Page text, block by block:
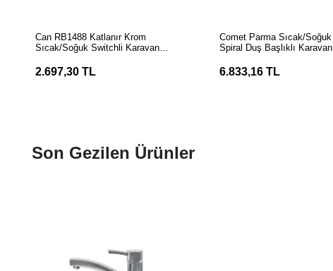
Can RB1488 Katlanır Krom
Sıcak/Soğuk Switchli Karavan
2.697,30 TL
Comet Parma Sıcak/Soğuk
Spiral Duş Başlıklı Karavan
6.833,16 TL
Son Gezilen Ürünler